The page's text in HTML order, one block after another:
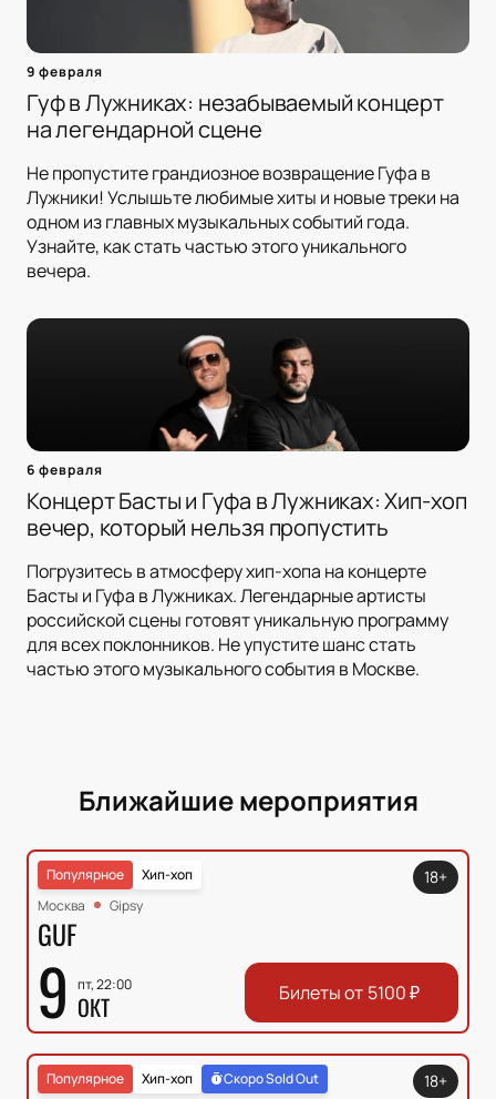
9 февраля
Гуф в Лужниках: незабываемый концерт
на легендарной сцене
Не пропустите грандиозное возвращение Гуфа в
Лужники! Услышьте любимые хиты и новые треки на
одном из главных музыкальных событий года.
Узнайте, как стать частью этого уникального
вечера.
6 февраля
Концерт Басты и Гуфа в Лужниках: Хип-хоп
вечер, который нельзя пропустить
Погрузитесь в атмосферу хип-хопа на концерте
Басты и Гуфа в Лужниках. Легендарные артисты
российской сцены готовят уникальную программу
для всех поклонников. Не упустите шанс стать
частью этого музыкального события в Москве.
Ближайшие мероприятия
Хип-хоп
Популярное
Москва
Gipsy
GUF
9 пт, 22:00
ОКТ
18+
Билеты от 5100₽
Хип-хоп
Популярное
Скоро Sold Out
18+